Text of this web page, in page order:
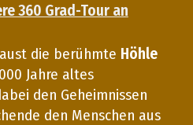
360 Grad-Tour an
die berühmte Höhle
Jahre altes
den Geheimnissen
den Menschen aus